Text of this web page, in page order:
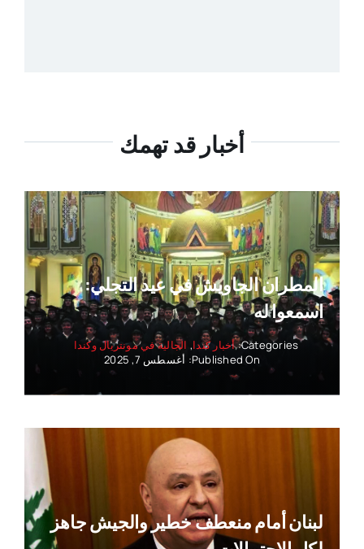
أخبار قد تهمك
المطران الجاويش في عيد التجلي:
اسمعوا له
Categories: أخبار كندا, الجالية في مونتريال وكندا
Published On: أغسطس 7, 2025
لبنان أمام منعطف خطير والجيش جاهز